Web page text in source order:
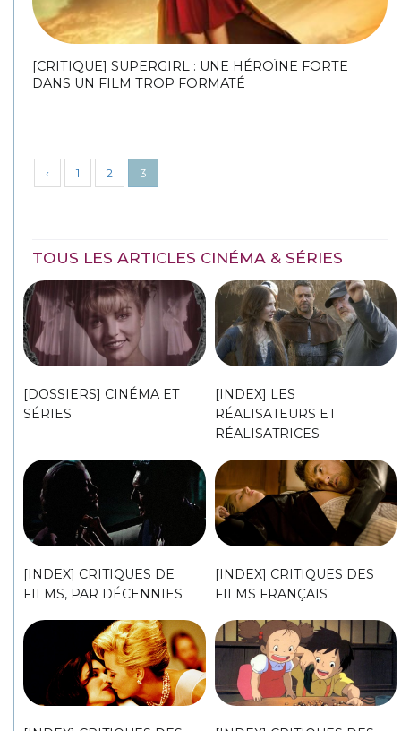
[CRITIQUE] SUPERGIRL : UNE HÉROÏNE FORTE
DANS UN FILM TROP FORMATÉ
‹ 1 2 3
TOUS LES ARTICLES CINÉMA & SÉRIES
[DOSSIERS] CINÉMA ET
SÉRIES
[INDEX] LES
RÉALISATEURS ET
RÉALISATRICES
[INDEX] CRITIQUES DE
FILMS, PAR DÉCENNIES
[INDEX] CRITIQUES DES
FILMS FRANÇAIS